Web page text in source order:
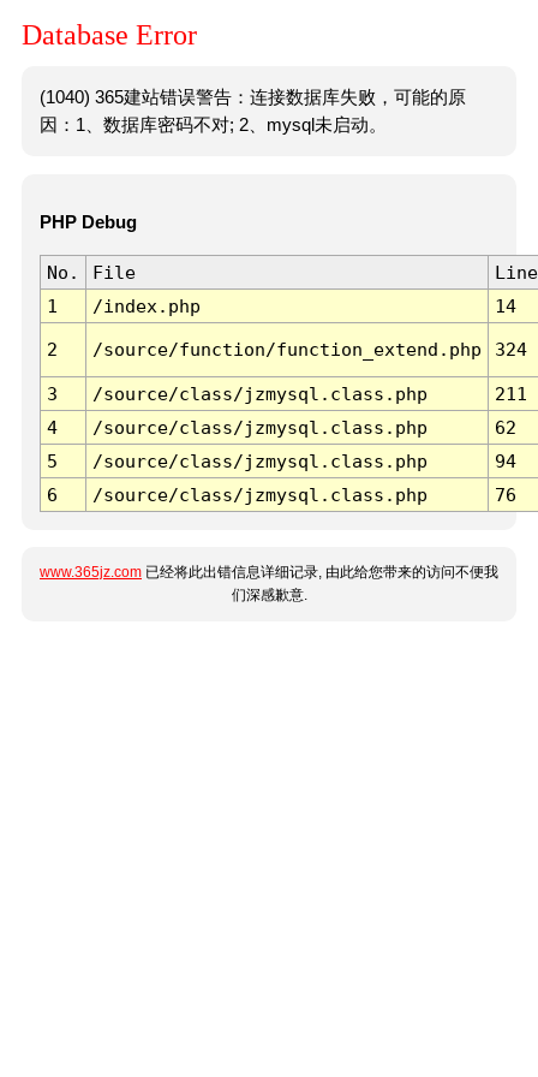
Database Error
(1040) 365建站错误警告：连接数据库失败，可能的原
因：1、数据库密码不对; 2、mysql未启动。
PHP Debug
No. File
Line
1
/index.php 14
2 /source/function/function_extend.php 324
3 /source/class/jzmysql.class.php
211
4
/source/class/jzmysql.class.php
62
5
/source/class/jzmysql.class.php
94
6
/source/class/jzmysql.class.php 76
www.365jz.com 已经将此出错信息详细记录, 由此给您带来的访问不便我
们深感歉意.